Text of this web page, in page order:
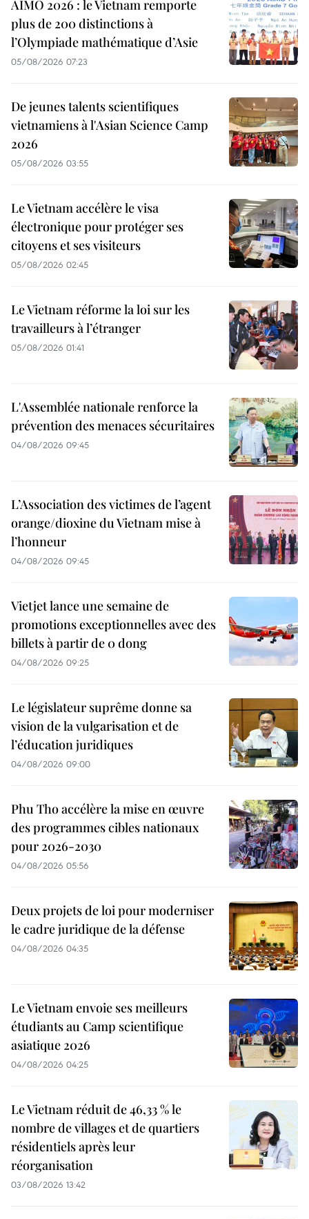
AIMO 2026 : le Vietnam remporte
plus de 200 distinctions à
l’Olympiade mathématique d’Asie
05/08/2026 07:23
De jeunes talents scientifiques
vietnamiens à l'Asian Science Camp
2026
05/08/2026 03:55
Le Vietnam accélère le visa
électronique pour protéger ses
citoyens et ses visiteurs
05/08/2026 02:45
Le Vietnam réforme la loi sur les
travailleurs à l’étranger
05/08/2026 01:41
L'Assemblée nationale renforce la
prévention des menaces sécuritaires
04/08/2026 09:45
L’Association des victimes de l’agent
orange/dioxine du Vietnam mise à
l’honneur
04/08/2026 09:45
Vietjet lance une semaine de
promotions exceptionnelles avec des
billets à partir de 0 dong
04/08/2026 09:25
Le législateur suprême donne sa
vision de la vulgarisation et de
l’éducation juridiques
04/08/2026 09:00
Phu Tho accélère la mise en œuvre
des programmes cibles nationaux
pour 2026-2030
04/08/2026 05:56
Deux projets de loi pour moderniser
le cadre juridique de la défense
04/08/2026 04:35
Le Vietnam envoie ses meilleurs
étudiants au Camp scientifique
asiatique 2026
04/08/2026 04:25
Le Vietnam réduit de 46,33 % le
nombre de villages et de quartiers
résidentiels après leur
réorganisation
03/08/2026 13:42